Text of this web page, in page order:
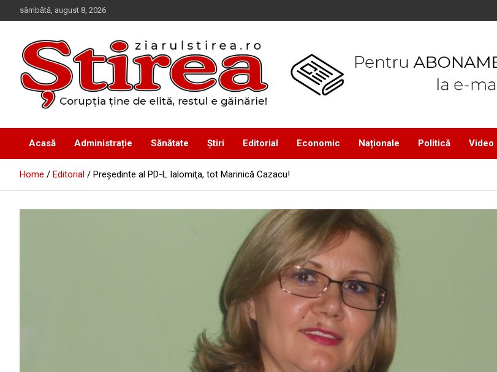
to
sâmbătă, august 8, 2026
Ziarul Știrea
Acasă Administrație Sănătate Știri Editorial Economic Naționale Politică Video
Home Editorial Preşedinte al PD-L Ialomiţa, tot Marinică Cazacu!